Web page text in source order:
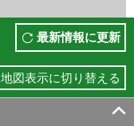
最新情報に更新
地図表示に切り替える
